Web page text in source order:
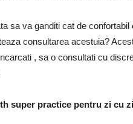
sa va ganditi cat de
consultarea acestuia?
, sa o consultati cu
super practice pentru zi cu zi